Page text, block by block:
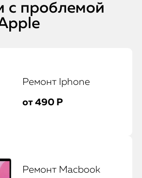
с проблемой
Ремонт Iphone
от 490 Р
Ремонт Macbook